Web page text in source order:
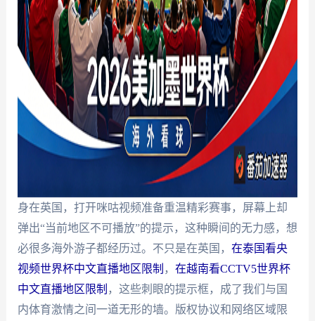
身在英国，打开咪咕视频准备重温精彩赛事，屏幕上却
弹出“当前地区不可播放”的提示，这种瞬间的无力感，想
必很多海外游子都经历过。不只是在英国， 在泰国看央
视频世界杯中文直播地区限制 ， 在越南看CCTV5世界杯
中文直播地区限制 ，这些刺眼的提示框，成了我们与国
内体育激情之间一道无形的墙。版权协议和网络区域限